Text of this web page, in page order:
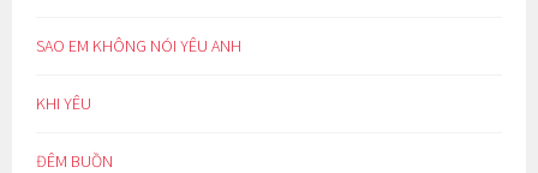
SAO EM KHÔNG NÓI YÊU ANH
KHI YÊU
ĐÊM BUỒN